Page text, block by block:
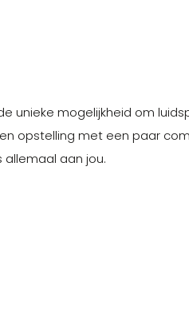
unieke mogelijkheid om
opstelling met een paar
allemaal aan jou.